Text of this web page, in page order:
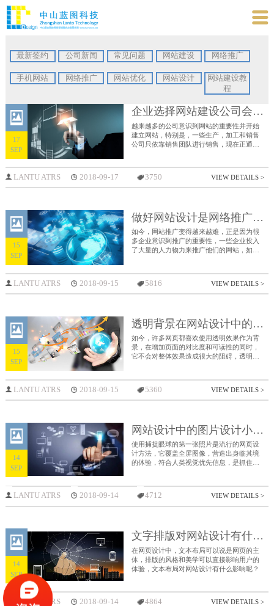

最新签约 公司新闻 常见问题 网站建设 网络推广
手机网站 网络推广 网站优化 网站设计
网站建设教
程
17
SEP
企业选择网站建设公司会遇到的问题
越来越多的公司意识到网站的重要性并开始
建立网站，特别是，一些生产，加工和销售
公司只依靠销售团队进行销售，现在正通过
LANTU ATRS 2018-09-17 3750 VIEW DETAILS >
15
SEP
做好网站设计是网络推广的前提
如今，网站推广变得越来越难，正是因为很
多企业意识到推广的重要性，一些企业投入
了大量的人力物力来推广他们的网站，如果
网站设计是网络推广的前提。
LANTU ATRS 2018-09-15 5816 VIEW DETAILS >
15
SEP
透明背景在网站设计中的作用
如今，许多网页都喜欢使用透明效果作为背
景，在增加页面的对比度和可读性的同时，
它不会对整体效果造成很大的阻碍，透明背
LANTU ATRS 2018-09-15 5360 VIEW DETAILS >
14
SEP
网站设计中的图片设计小技巧
使用捕捉眼球的第一张照片是流行的网页设
计方法，它覆盖全屏图像，营造出身临其境
的体验，符合人类视觉优先信息，是抓住用
LANTU ATRS 2018-09-14 4712 VIEW DETAILS >
14
SEP
文字排版对网站设计有什么影响？
在网页设计中，文本布局可以说是网页的主
体，排版的风格和美学可以直接影响用户的
体验，文本布局对网站设计有什么影响呢？
LANTU ATRS 2018-09-14 4864 VIEW DETAILS >